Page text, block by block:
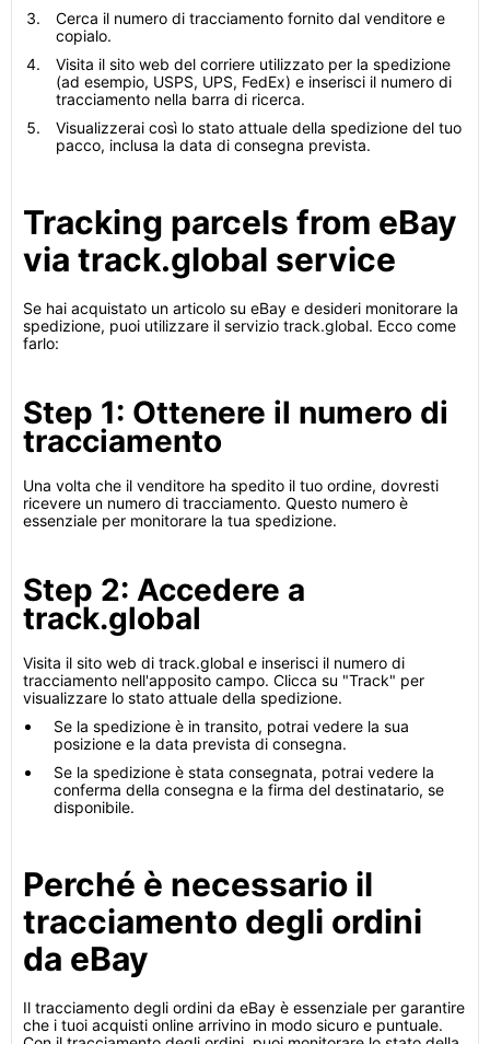
Cerca il numero di tracciamento fornito dal venditore e
copialo.
Visita il sito web del corriere utilizzato per la spedizione
(ad esempio, USPS, UPS, FedEx) e inserisci il numero di
tracciamento nella barra di ricerca.
Visualizzerai così lo stato attuale della spedizione del tuo
pacco, inclusa la data di consegna prevista.
Tracking parcels from eBay
via track.global service
Se hai acquistato un articolo su eBay e desideri monitorare la
spedizione, puoi utilizzare il servizio track.global. Ecco come
farlo:
Step 1: Ottenere il numero di
tracciamento
Una volta che il venditore ha spedito il tuo ordine, dovresti
ricevere un numero di tracciamento. Questo numero è
essenziale per monitorare la tua spedizione.
Step 2: Accedere a
track.global
Visita il sito web di track.global e inserisci il numero di
tracciamento nell'apposito campo. Clicca su "Track" per
visualizzare lo stato attuale della spedizione.
Se la spedizione è in transito, potrai vedere la sua
posizione e la data prevista di consegna.
Se la spedizione è stata consegnata, potrai vedere la
conferma della consegna e la firma del destinatario, se
disponibile.
Perché è necessario il
tracciamento degli ordini
da eBay
Il tracciamento degli ordini da eBay è essenziale per garantire
che i tuoi acquisti online arrivino in modo sicuro e puntuale.